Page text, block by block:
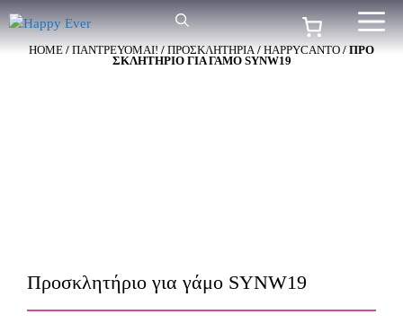
Μετάβαση
σε
περιεχόμενο
HOME/ΠΑΝΤΡΕΥΟΜΑΙ!/ΠΡΟΣΚΛΗΤΉΡΙΑ/HAPPYCANTO/ ΠΡΟ
ΣΚΛΗΤΉΡΙΟ ΓΙΑ ΓΆΜΟ SYNW19
Προσκλητήριο για γάμο SYNW19